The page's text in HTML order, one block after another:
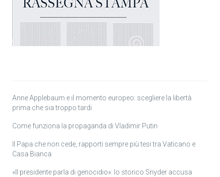
Anne Applebaum e il momento europeo: scegliere la libertà
prima che sia troppo tardi
Come funziona la propaganda di Vladimir Putin
Il Papa che non cede, rapporti sempre più tesi tra Vaticano e
Casa Bianca
«Il presidente parla di genocidio»: lo storico Snyder accusa